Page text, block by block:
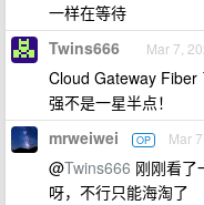
一样在等待
Twins666 Mar 7,
Cloud Gateway Fiber
强不是一星半点！
mrweiwei OP Mar
@Twins666 刚刚看了
呀，不行只能海淘了